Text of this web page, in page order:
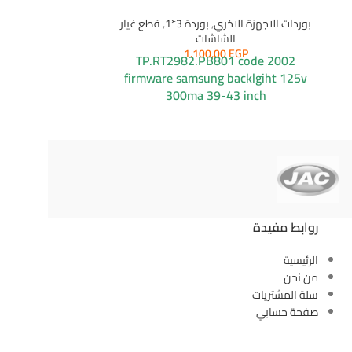
بوردات الاجهزة الاخري,بوردة 3*1 ,قطع غيار
الشاشات
1.100,00EGP
TP.RT2982.PB801 code 2002
firmware samsungbacklgiht 125v
300ma39-43 inch
روابط مفيدة
الرئيسية
من نحن
سلة المشتريات
صفحة حسابي